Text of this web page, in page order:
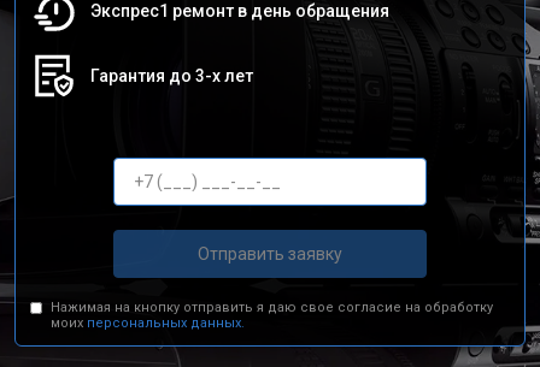
Экспрес1 ремонт в день обращения
Гарантия до 3-х лет
Отправить заявку
Нажимая на кнопку отправить я даю свое согласие на обработку
моих персональных данных.